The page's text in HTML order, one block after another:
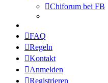
Chiforum bei FB
FAQ
Regeln
Kontakt
Anmelden
Registrieren